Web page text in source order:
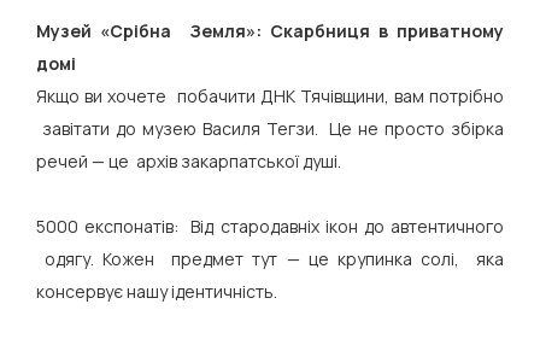
Музей «Срібна Земля»: Скарбниця в приватному
домі
Якщо ви хочете побачити ДНК Тячівщини, вам потрібно
завітати до музею Василя Тегзи. Це не просто збірка
речей — це архів закарпатської душі.
5000 експонатів: Від стародавніх ікон до автентичного
одягу. Кожен предмет тут — це крупинка солі, яка
консервує нашу ідентичність.